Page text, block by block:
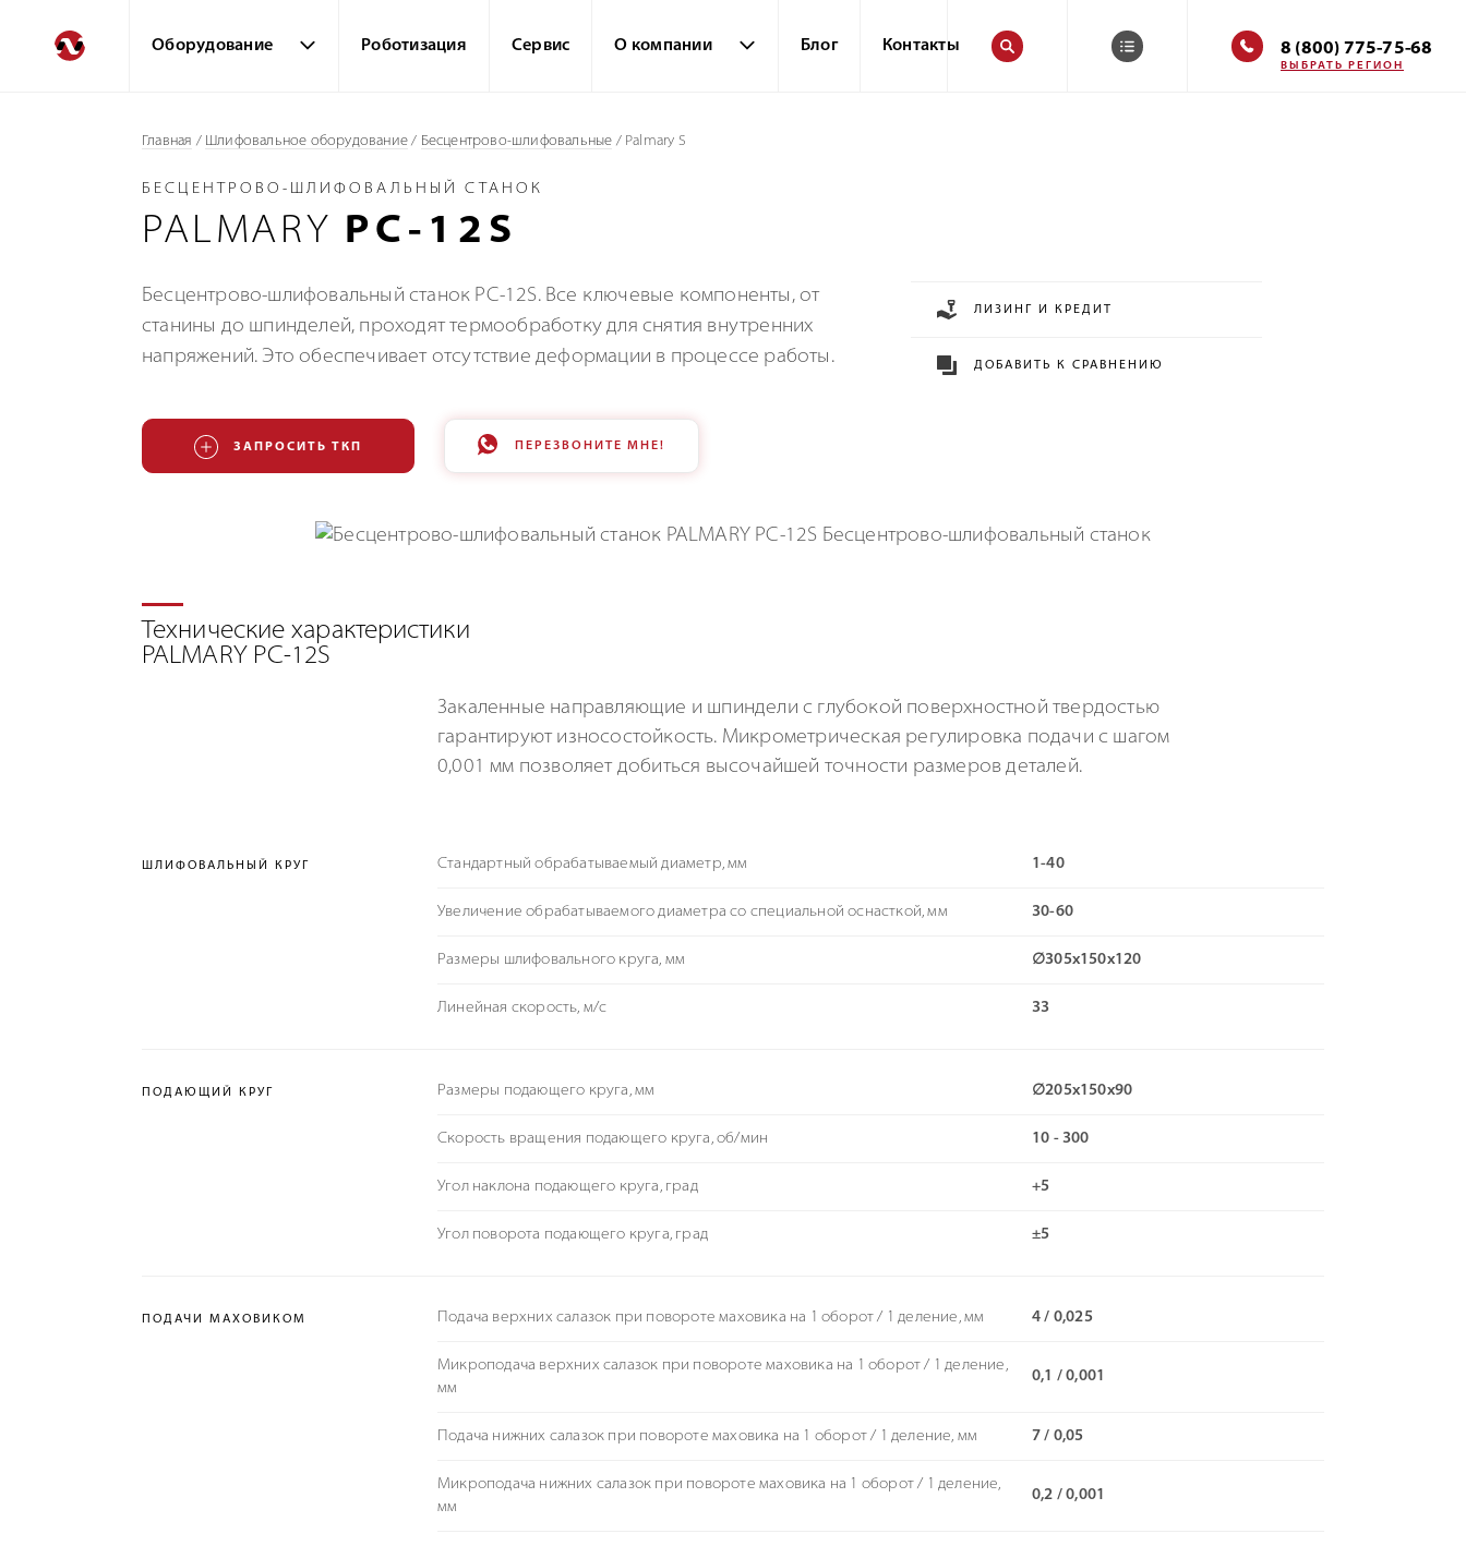
Оборудование Роботизация Сервис О компании Блог Контакты 8 (800) 775-75-68
ВЫБРАТЬ РЕГИОН
Главная / Шлифовальное оборудование / Бесцентрово-шлифовальные / Palmary S
БЕСЦЕНТРОВО-ШЛИФОВАЛЬНЫЙ СТАНОК
PALMARY PC-12S
Бесцентрово-шлифовальный станок PC-12S. Все ключевые компоненты, от
станины до шпинделей, проходят термообработку для снятия внутренних
напряжений. Это обеспечивает отсутствие деформации в процессе работы.
ЗАПРОСИТЬ ТКП ПЕРЕЗВОНИТЕ МНЕ!
ЛИЗИНГ И КРЕДИТ
ДОБАВИТЬ К СРАВНЕНИЮ
Технические характеристики
PALMARY PC-12S
Закаленные направляющие и шпиндели с глубокой поверхностной твердостью
гарантируют износостойкость. Микрометрическая регулировка подачи с шагом
0,001 мм позволяет добиться высочайшей точности размеров деталей.
ШЛИФОВАЛЬНЫЙ КРУГ Стандартный обрабатываемый диаметр, мм 1-40
Увеличение обрабатываемого диаметра со специальной оснасткой, мм 30-60
Размеры шлифовального круга, мм ∅305х150х120
Линейная скорость, м/с 33
ПОДАЮЩИЙ КРУГ Размеры подающего круга, мм ∅205х150х90
Скорость вращения подающего круга, об/мин 10 - 300
Угол наклона подающего круга, град +5
Угол поворота подающего круга, град ±5
ПОДАЧИ МАХОВИКОМ Подача верхних салазок при повороте маховика на 1 оборот / 1 деление, мм 4 / 0,025
Микроподача верхних салазок при повороте маховика на 1 оборот / 1 деление,
мм
0,1 / 0,001
Подача нижних салазок при повороте маховика на 1 оборот / 1 деление, мм 7 / 0,05
Микроподача нижних салазок при повороте маховика на 1 оборот / 1 деление,
мм
0,2 / 0,001